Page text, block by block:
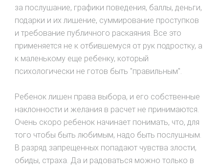
за послушание, графики поведения, баллы, деньги,
подарки и их лишение, суммирование проступков
и требование публичного раскаяния. Все это
применяется не к отбившемуся от рук подростку, а
к маленькому еще ребенку, который
психологически не готов быть "правильным".
Ребенок лишен права выбора, и его собственные
наклонности и желания в расчет не принимаются.
Очень скоро ребенок начинает понимать, что, для
того чтобы быть любимым, надо быть послушным.
В разряд запрещенных попадают чувства злости,
обиды, страха. Да и радоваться можно только в